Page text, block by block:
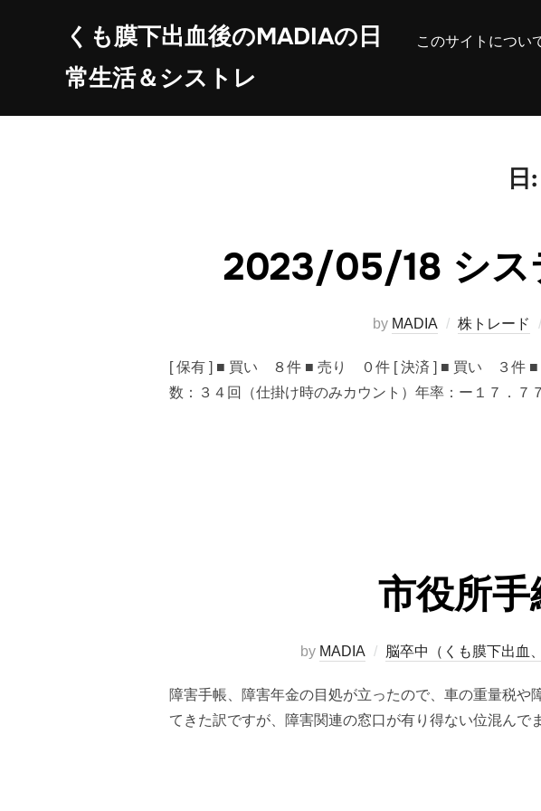
ツ
くも膜下出血後のMADIAの日
常生活＆シストレ
このサイトについ
日:
2023/05/18 シス
by MADIA 株トレード
[ 保有 ] ■ 買い ８件 ■ 売り ０件 [ 決済 ] ■ 買い ３件 ■
数：３４回（仕掛け時のみカウント）年率：ー１７．
市役所手
by MADIA 脳卒中（くも膜下出血
障害手帳、障害年金の目処が立ったので、車の重量税
てきた訳ですが、障害関連の窓口が有り得ない位混ん